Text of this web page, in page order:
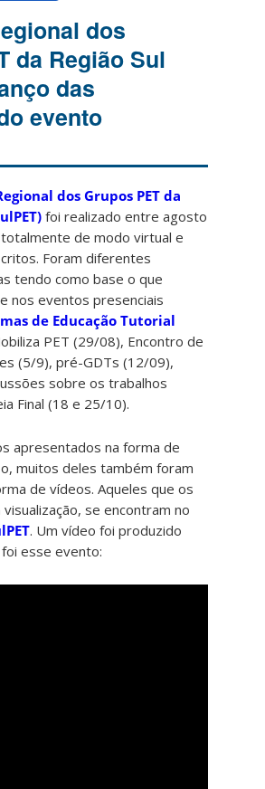
dos
da Região Sul
das
evento
dos Grupos PET da
foi realizado entre agosto
de modo virtual e
Foram diferentes
tendo como base o que
nos eventos presenciais
de Educação Tutorial
PET (29/08), Encontro de
(5/9), pré-GDTs (12/09),
sobre os trabalhos
Final (18 e 25/10).
apresentados na forma de
muitos deles também foram
de vídeos. Aqueles que os
se encontram no
. Um vídeo foi produzido
esse evento: